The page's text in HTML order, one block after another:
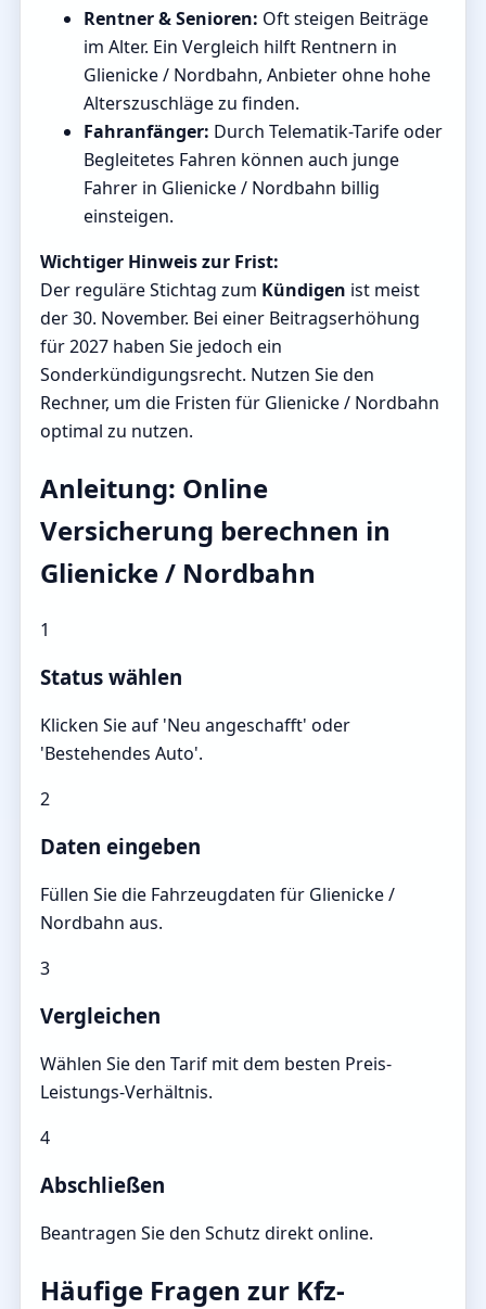
Rentner & Senioren: Oft steigen Beiträge
im Alter. Ein Vergleich hilft Rentnern in
Glienicke / Nordbahn, Anbieter ohne hohe
Alterszuschläge zu finden.
Fahranfänger: Durch Telematik-Tarife oder
Begleitetes Fahren können auch junge
Fahrer in Glienicke / Nordbahn billig
einsteigen.
Wichtiger Hinweis zur Frist:
Der reguläre Stichtag zum Kündigen ist meist
der 30. November. Bei einer Beitragserhöhung
für 2027 haben Sie jedoch ein
Sonderkündigungsrecht. Nutzen Sie den
Rechner, um die Fristen für Glienicke / Nordbahn
optimal zu nutzen.
Anleitung: Online
Versicherung berechnen in
Glienicke / Nordbahn
1
Status wählen
Klicken Sie auf 'Neu angeschafft' oder
'Bestehendes Auto'.
2
Daten eingeben
Füllen Sie die Fahrzeugdaten für Glienicke /
Nordbahn aus.
3
Vergleichen
Wählen Sie den Tarif mit dem besten Preis-
Leistungs-Verhältnis.
4
Abschließen
Beantragen Sie den Schutz direkt online.
Häufige Fragen zur Kfz-